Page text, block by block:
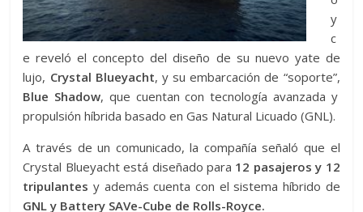
y
c
e reveló el concepto del diseño de su nuevo yate de
lujo, Crystal Blueyacht, y su embarcación de “soporte”,
Blue Shadow, que cuentan con tecnología avanzada y
propulsión híbrida basado en Gas Natural Licuado (GNL).
A través de un comunicado, la compañía señaló que el
Crystal Blueyacht está diseñado para 12 pasajeros y 12
tripulantes y además cuenta con el sistema híbrido de
GNL y Battery SAVe-Cube de Rolls-Royce.